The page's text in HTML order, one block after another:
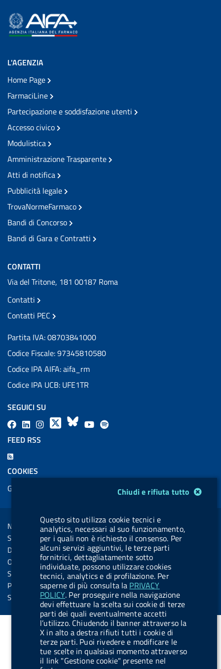
Chiudi e rifiuta tutto
Questo sito utilizza cookie tecnici e
analytics, necessari al suo funzionamento,
per i quali non è richiesto il consenso. Per
alcuni servizi aggiuntivi, le terze parti
fornitrici, dettagliatamente sotto
individuate, possono utilizzare cookies
tecnici, analytics e di profilazione. Per
saperne di più consulta la PRIVACY
POLICY. Per proseguire nella navigazione
devi effettuare la scelta sui cookie di terze
parti dei quali eventualmente accetti
l’utilizzo. Chiudendo il banner attraverso la
X in alto a destra rifiuti tutti i cookie di
terze parti. Puoi rivedere e modificare le
tue scelte in qualsiasi momento attraverso
il link "Gestione cookie" presente nel
L'AGENZIA
Home Page
FarmaciLine
Partecipazione e soddisfazione utenti
Accesso civico
Modulistica
Amministrazione Trasparente
Atti di notifica
Pubblicità legale
TrovaNormeFarmaco
Bandi di Concorso
Bandi di Gara e Contratti
CONTATTI
Via del Tritone, 181 00187 Roma
Contatti
Contatti PEC
Partita IVA: 08703841000
Codice Fiscale: 97345810580
Codice IPA AIFA: aifa_rm
Codice IPA UCB: UFE1TR
SEGUICI SU
F
a
b
L
i
e
l
u
t
t
o
n
.
i
n
s
t
a
g
X
B
s
Y
u
l
l
u
t
t
o
n
.
s
p
o
t
i
f
FEED RSS
e
COOKIES
Gestione cookie
Sezione Link Utili
Note legali
Social Media Policy
Dichiarazione di accessibilità
Obiettivi di accessibilità
Statistiche sito
Privacy
Servizi Online